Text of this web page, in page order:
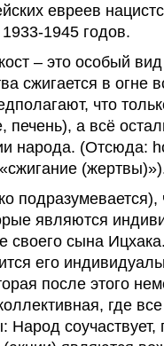
евреев
1945 годов.
– это особый вид
сжигается в огне
что
печень), а всё
народа. (Отсюда:
подразумевается),
являются
своего сына
его
после этого
где
соучаствует,